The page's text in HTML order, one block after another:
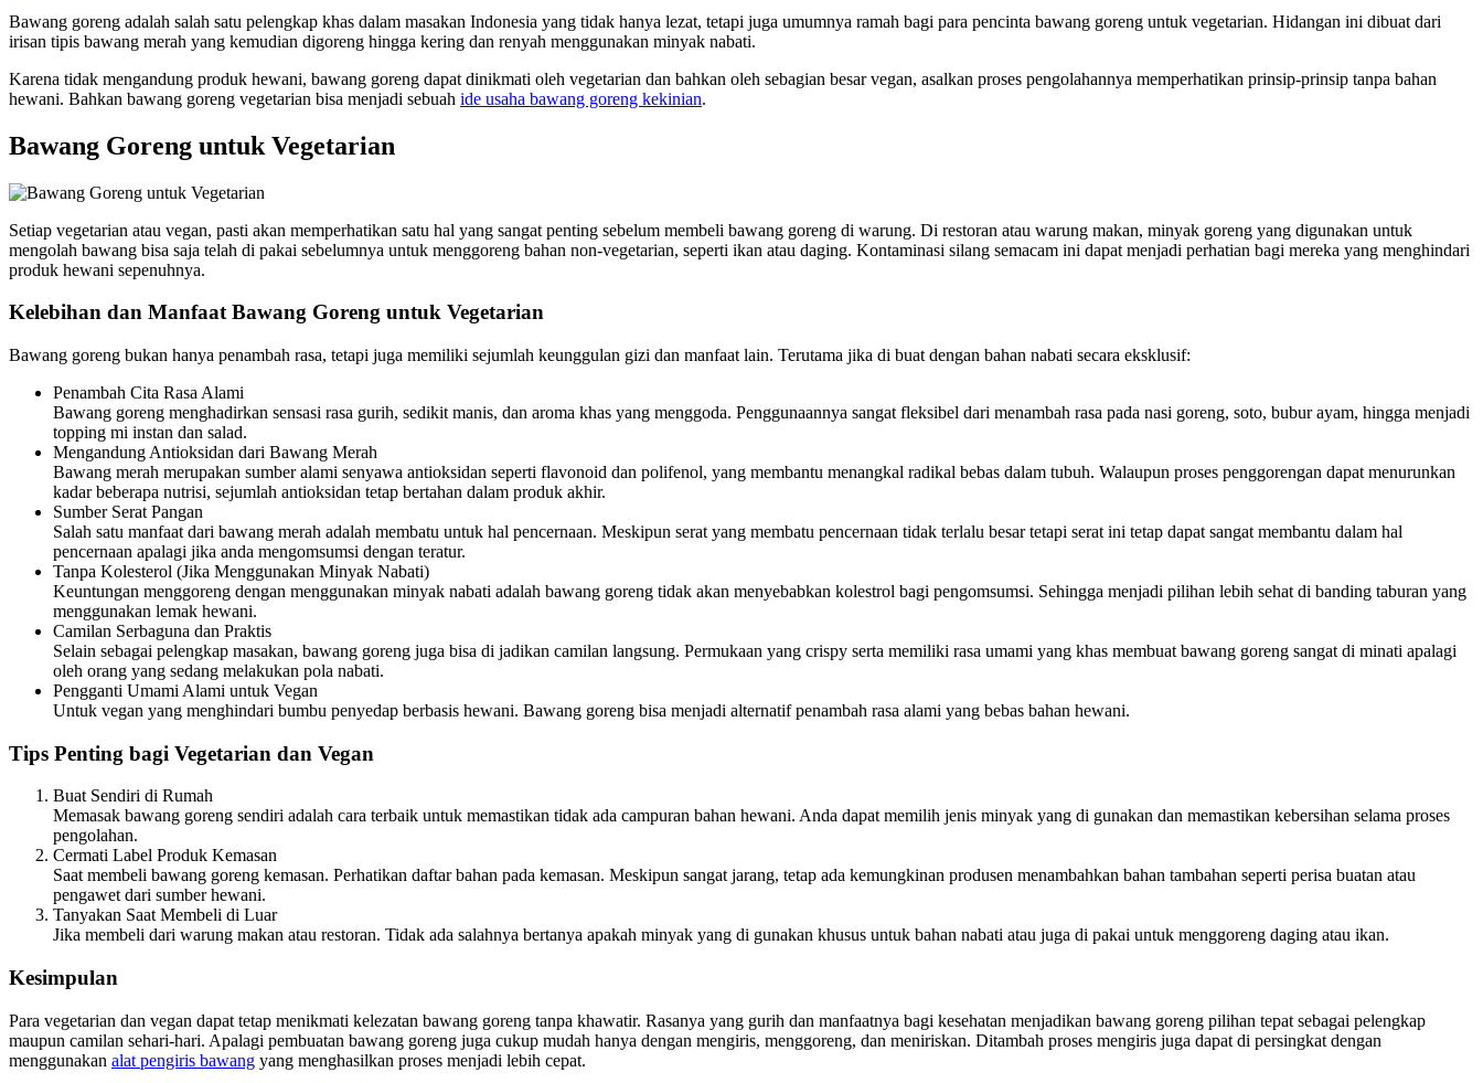
Bawang goreng adalah salah satu pelengkap khas dalam masakan Indonesia yang tidak hanya lezat, tetapi juga umumnya ramah bagi para pencinta bawang goreng untuk vegetarian. Hidangan ini dibuat dari
irisan tipis bawang merah yang kemudian digoreng hingga kering dan renyah menggunakan minyak nabati.
Karena tidak mengandung produk hewani, bawang goreng dapat dinikmati oleh vegetarian dan bahkan oleh sebagian besar vegan, asalkan proses pengolahannya memperhatikan prinsip-prinsip tanpa bahan
hewani. Bahkan bawang goreng vegetarian bisa menjadi sebuah ide usaha bawang goreng kekinian.
Bawang Goreng untuk Vegetarian
Setiap vegetarian atau vegan, pasti akan memperhatikan satu hal yang sangat penting sebelum membeli bawang goreng di warung. Di restoran atau warung makan, minyak goreng yang digunakan untuk
mengolah bawang bisa saja telah di pakai sebelumnya untuk menggoreng bahan non-vegetarian, seperti ikan atau daging. Kontaminasi silang semacam ini dapat menjadi perhatian bagi mereka yang menghindari
produk hewani sepenuhnya.
Kelebihan dan Manfaat Bawang Goreng untuk Vegetarian
Bawang goreng bukan hanya penambah rasa, tetapi juga memiliki sejumlah keunggulan gizi dan manfaat lain. Terutama jika di buat dengan bahan nabati secara eksklusif:
Penambah Cita Rasa Alami
Bawang goreng menghadirkan sensasi rasa gurih, sedikit manis, dan aroma khas yang menggoda. Penggunaannya sangat fleksibel dari menambah rasa pada nasi goreng, soto, bubur ayam, hingga menjadi
topping mi instan dan salad.
Mengandung Antioksidan dari Bawang Merah
Bawang merah merupakan sumber alami senyawa antioksidan seperti flavonoid dan polifenol, yang membantu menangkal radikal bebas dalam tubuh. Walaupun proses penggorengan dapat menurunkan
kadar beberapa nutrisi, sejumlah antioksidan tetap bertahan dalam produk akhir.
Sumber Serat Pangan
Salah satu manfaat dari bawang merah adalah membatu untuk hal pencernaan. Meskipun serat yang membatu pencernaan tidak terlalu besar tetapi serat ini tetap dapat sangat membantu dalam hal
pencernaan apalagi jika anda mengomsumsi dengan teratur.
Tanpa Kolesterol (Jika Menggunakan Minyak Nabati)
Keuntungan menggoreng dengan menggunakan minyak nabati adalah bawang goreng tidak akan menyebabkan kolestrol bagi pengomsumsi. Sehingga menjadi pilihan lebih sehat di banding taburan yang
menggunakan lemak hewani.
Camilan Serbaguna dan Praktis
Selain sebagai pelengkap masakan, bawang goreng juga bisa di jadikan camilan langsung. Permukaan yang crispy serta memiliki rasa umami yang khas membuat bawang goreng sangat di minati apalagi
oleh orang yang sedang melakukan pola nabati.
Pengganti Umami Alami untuk Vegan
Untuk vegan yang menghindari bumbu penyedap berbasis hewani. Bawang goreng bisa menjadi alternatif penambah rasa alami yang bebas bahan hewani.
Tips Penting bagi Vegetarian dan Vegan
Buat Sendiri di Rumah
Memasak bawang goreng sendiri adalah cara terbaik untuk memastikan tidak ada campuran bahan hewani. Anda dapat memilih jenis minyak yang di gunakan dan memastikan kebersihan selama proses
pengolahan.
Cermati Label Produk Kemasan
Saat membeli bawang goreng kemasan. Perhatikan daftar bahan pada kemasan. Meskipun sangat jarang, tetap ada kemungkinan produsen menambahkan bahan tambahan seperti perisa buatan atau
pengawet dari sumber hewani.
Tanyakan Saat Membeli di Luar
Jika membeli dari warung makan atau restoran. Tidak ada salahnya bertanya apakah minyak yang di gunakan khusus untuk bahan nabati atau juga di pakai untuk menggoreng daging atau ikan.
Kesimpulan
Para vegetarian dan vegan dapat tetap menikmati kelezatan bawang goreng tanpa khawatir. Rasanya yang gurih dan manfaatnya bagi kesehatan menjadikan bawang goreng pilihan tepat sebagai pelengkap
maupun camilan sehari-hari. Apalagi pembuatan bawang goreng juga cukup mudah hanya dengan mengiris, menggoreng, dan meniriskan. Ditambah proses mengiris juga dapat di persingkat dengan
menggunakan alat pengiris bawang yang menghasilkan proses menjadi lebih cepat.